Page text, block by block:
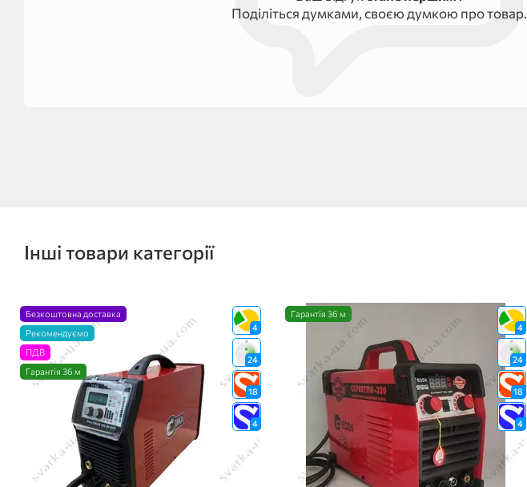
Поділіться думками, своєю думкою про товар.
Інші товари категорії
4
24
18
4
Безкоштовна доставка
Рекомендуємо
ПДВ
Гарантія 36 м
4
24
18
4
Гарантія 36 м